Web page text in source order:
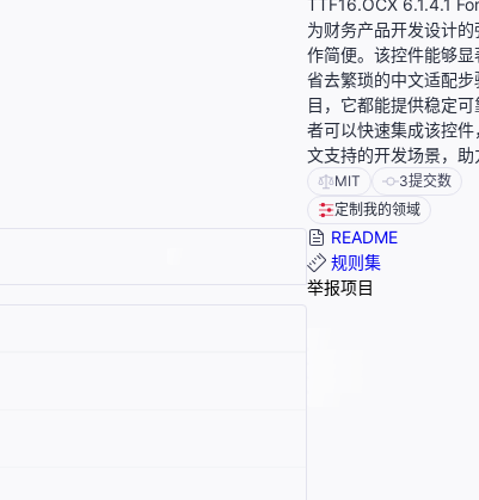
TTF16.OCX 6.1.4.1
为财务产品开发设计
作简便。该控件能够显
省去繁琐的中文适配
目，它都能提供稳定
者可以快速集成该控
文支持的开发场景，助
MIT 3提交数
定制我的领域
README
规则集
举报项目